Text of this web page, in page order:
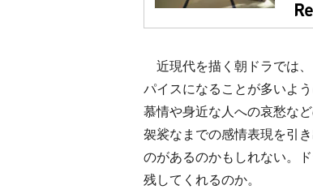
近現代を描く朝ドラでは
パイスになることが多いよ
慕情や身近な人への哀愁な
袈裟なまでの感情表現を引
のがあるのかもしれない。
残してくれるのか。